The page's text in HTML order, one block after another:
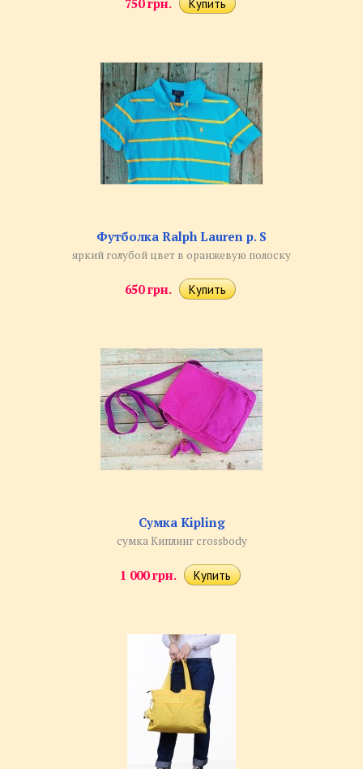
750 грн.
Футболка Ralph Lauren р. S
яркий голубой цвет в оранжевую полоску
650 грн.
Сумка Kipling
сумка Киплинг crossbody
1 000 грн.